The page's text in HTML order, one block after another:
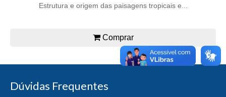
Estrutura e origem das paisagens tropicais e...
Comprar
Dúvidas Frequentes